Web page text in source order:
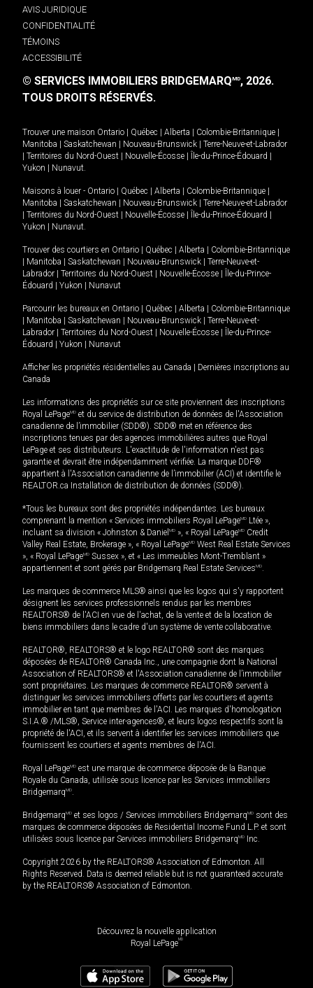
AVIS JURIDIQUE
CONFIDENTIALITÉ
TÉMOINS
ACCESSIBILITÉ
© SERVICES IMMOBILIERS BRIDGEMARQMD, 2026.
TOUS DROITS RÉSERVÉS.
Trouver une maison Ontario Québec Alberta Colombie-Britannique
Manitoba
Saskatchewan Nouveau-Brunswick
Terre-Neuve-et-Labrador
Territoires du Nord-Ouest Nouvelle-Écosse Île-du-Prince-Édouard
Yukon
Nunavut.
Maisons à louer - Ontario Québec Alberta Colombie-Britannique
Manitoba
Saskatchewan Nouveau-Brunswick
Terre-Neuve-et-Labrador
Territoires du Nord-Ouest Nouvelle-Écosse Île-du-Prince-Édouard
Yukon
Nunavut.
Trouver des courtiers en Ontario Québec Alberta
Colombie-Britannique
Manitoba Saskatchewan Nouveau-Brunswick
Terre-Neuve-et-
Labrador
Territoires du Nord-Ouest Nouvelle-Écosse
Île-du-Prince-
Édouard
Yukon Nunavut
Parcourir les bureaux en Ontario Québec Alberta
Colombie-Britannique
Manitoba Saskatchewan Nouveau-Brunswick
Terre-Neuve-et-
Labrador
Territoires du Nord-Ouest Nouvelle-Écosse
Île-du-Prince-
Édouard
Yukon Nunavut
Afficher les propriétés résidentielles au Canada
Dernières inscriptions au
Canada
Les informations des propriétés sur ce site proviennent des inscriptions
Royal LePageMD et du service de distribution de données de l'Association
canadienne de l’immobilier (SDD®). SDD® met en référence des
inscriptions tenues par des agences immobilières autres que Royal
LePage et ses distributeurs. L'exactitude de l'information n'est pas
garantie et devrait être indépendamment vérifiée. La marque DDF®
appartient à l'Association canadienne de l’immobilier (ACI) et identifie le
REALTOR.ca Installation de distribution de données (SDD®).
*Tous les bureaux sont des propriétés indépendantes. Les bureaux
comprenant la mention « Services immobiliers Royal LePageMD Ltée »,
incluant sa division « Johnston & Daniel MD », « Royal LePageMD Credit
Valley Real Estate, Brokerage », « Royal LePageMD West Real Estate Services
», « Royal LePageMD Sussex », et « Les immeubles Mont-Tremblant »
appartiennent et sont gérés par Bridgemarq Real Estate ServicesMD.
Les marques de commerce MLS® ainsi que les logos qui s'y rapportent
désignent les services professionnels rendus par les membres
REALTORS® de l'ACI en vue de l'achat, de la vente et de la location de
biens immobiliers dans le cadre d'un système de vente collaborative.
REALTOR®, REALTORS® et le logo REALTOR® sont des marques
déposées de REALTOR® Canada Inc., une compagnie dont la National
Association of REALTORS® et l'Association canadienne de l’immobilier
sont propriétaires. Les marques de commerce REALTOR® servent à
distinguer les services immobiliers offerts par les courtiers et agents
immobilier en tant que membres de l'ACI. Les marques d'homologation
S.I.A.® /MLS®, Service inter-agences®, et leurs logos respectifs sont la
propriété de l'ACI, et ils servent à identifier les services immobiliers que
fournissent les courtiers et agents membres de l'ACI.
Royal LePageMD est une marque de commerce déposée de la Banque
Royale du Canada, utilisée sous licence par les Services immobiliers
BridgemarqMD.
BridgemarqMD et ses logos / Services immobiliers BridgemarqMD sont des
marques de commerce déposées de Residential Income Fund L.P. et sont
utilisées sous licence par Services immobiliers BridgemarqMD Inc.
Copyright 2026 by the REALTORS® Association of Edmonton. All
Rights Reserved. Data is deemed reliable but is not guaranteed accurate
by the REALTORS® Association of Edmonton.
Découvrez la nouvelle application
Royal LePageMD